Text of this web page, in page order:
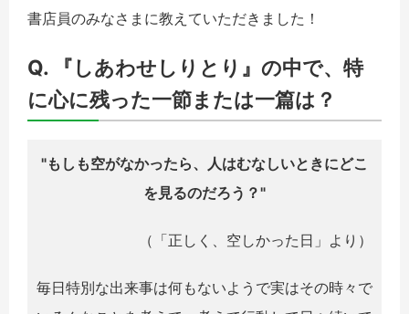
書店員のみなさまに教えていただきました！
Q. 『しあわせしりとり』の中で、特
に心に残った一節または一篇は？
"もしも空がなかったら、人はむなしいときにどこ
を見るのだろう？"
（「正しく、空しかった日」より）
毎日特別な出来事は何もないようで実はその時々で